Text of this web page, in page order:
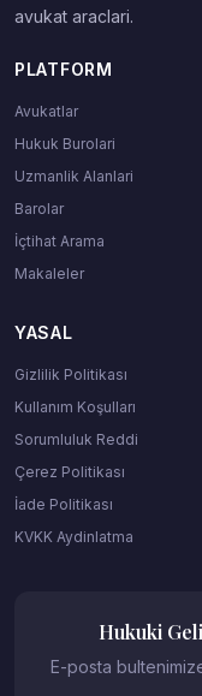
avukat araclari.
PLATFORM
Avukatlar
Hukuk Burolari
Uzmanlik Alanlari
Barolar
İçtihat Arama
Makaleler
YASAL
Gizlilik Politikası
Kullanım Koşulları
Sorumluluk Reddi
Çerez Politikası
İade Politikası
KVKK Aydinlatma
Hukuki
E-posta